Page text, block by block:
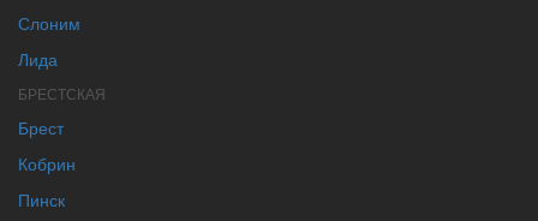
Слоним
Лида
БРЕСТСКАЯ
Брест
Кобрин
Пинск